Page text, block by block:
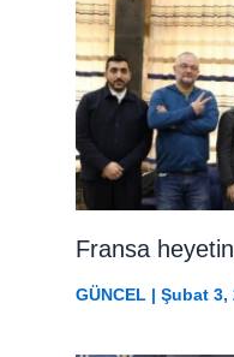
Fransa
GÜNCEL | Şubat 3,